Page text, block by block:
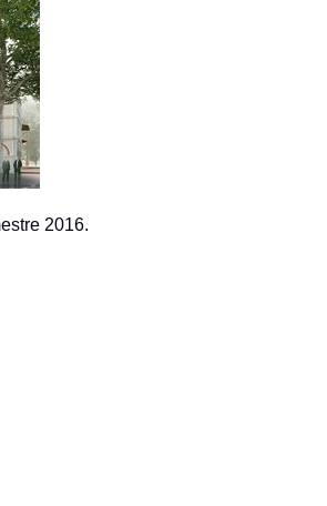
2016.